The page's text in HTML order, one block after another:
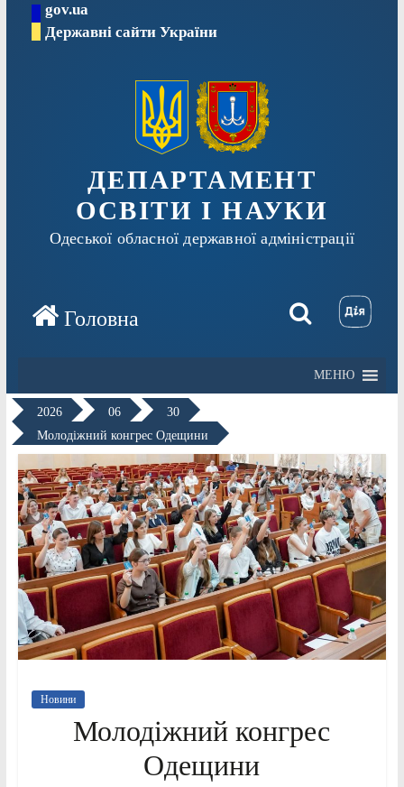
Перейтиgov.ua
Державні сайти України
ДЕПАРТАМЕНТ
ОСВІТИ І НАУКИ
Одеської обласної державної адміністрації
МЕНЮ
2026 06
30
Молодіжний конгрес Одещини
Новини
Молодіжний конгрес
Одещини